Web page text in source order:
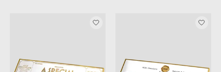
Items van productcarrousel